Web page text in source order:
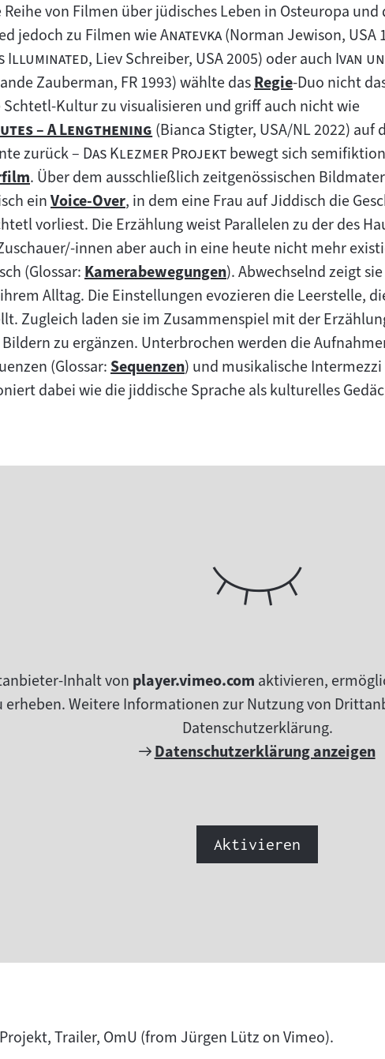
Reihe von Filmen über jüdisches Leben in Osteuropa
jedoch zu Filmen wie"
Anatevka"
(Norman Jewison, USA
Illuminated", Liev Schreiber, USA 2005) oder auch "
Ivan
Zauberman, FR 1993) wählte dasZum
Inhalt:
Regie-Duo nicht
Schtetl-Kultur zu visualisieren und griff auch nicht wie
– A Lengthening "(Bianca Stigter, USA/NL 2022)
zurück – "
Das Klezmer Projekt"bewegt sich
. Über dem ausschließlich zeitgenössischen
einZum
Inhalt:
Voice-Over, in dem eine Frau auf Jiddisch die
vorliest. Die Erzählung weist Parallelen zu der des
innen aber auch in eine heute nicht mehr
(Glossar:Zum
Inhalt:
Kamerabewegungen). Abwechselnd zeigt
Alltag. Die Einstellungen evozieren die Leerstelle,
Zugleich laden sie im Zusammenspiel mit der
zu ergänzen. Unterbrochen werden die
(Glossar:Zum
Inhalt:
Sequenzen) und musikalische Intermezzi
dabei wie die jiddische Sprache als kulturelles
Inhalt von player.vimeo.com aktivieren,
erheben. Weitere Informationen zur Nutzung von
Datenschutzerklärung.
Externer
Datenschutzerklärung anzeigen
Aktivieren
Trailer, OmU (from Jürgen Lütz onVimeo).